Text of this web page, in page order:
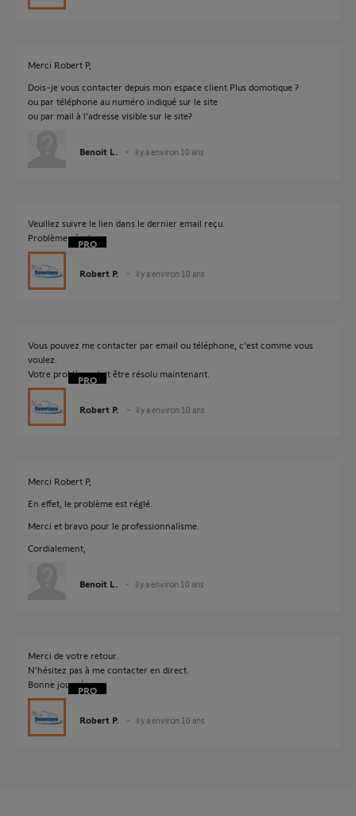
Merci Robert P,
Dois-je vous contacter depuis mon espace client Plus domotique ?
ou par téléphone au numéro indiqué sur le site
ou par mail à l'adresse visible sur le site?
Benoit L. il y a environ 10 ans
Veuillez suivre le lien dans le dernier email reçu.
Problème résolu.
Robert P. il y a environ 10 ans
Vous pouvez me contacter par email ou téléphone, c'est comme vous
voulez.
Votre problème doit être résolu maintenant.
Robert P. il y a environ 10 ans
Merci Robert P,
En effet, le problème est réglé.
Merci et bravo pour le professionnalisme.
Cordialement,
Benoit L. il y a environ 10 ans
Merci de votre retour.
N'hésitez pas à me contacter en direct.
Bonne journée.
Robert P. il y a environ 10 ans